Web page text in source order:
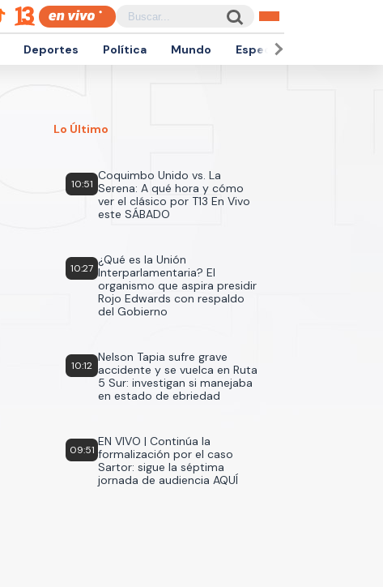
Deportes Política Mundo Espectáculos
Lo Último
10:51
Coquimbo Unido vs. La
Serena: A qué hora y cómo
ver el clásico por T13 En Vivo
este SÁBADO
10:27
¿Qué es la Unión
Interparlamentaria? El
organismo que aspira presidir
Rojo Edwards con respaldo
del Gobierno
10:12
Nelson Tapia sufre grave
accidente y se vuelca en Ruta
5 Sur: investigan si manejaba
en estado de ebriedad
09:51
EN VIVO | Continúa la
formalización por el caso
Sartor: sigue la séptima
jornada de audiencia AQUÍ